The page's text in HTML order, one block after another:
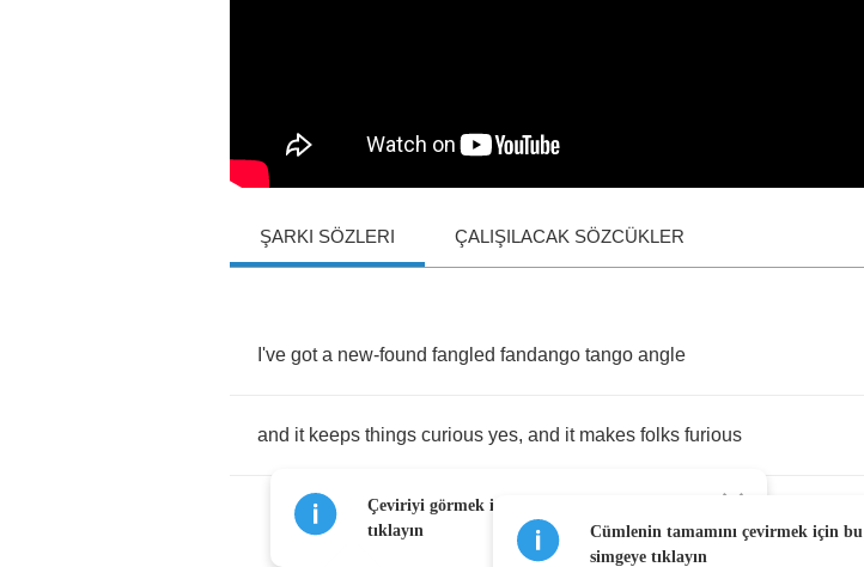
ŞARKI SÖZLERI ÇALIŞILACAK SÖZCÜKLER
I've got a new-found fangled fandango tango angle
and it keeps things curious yes, and it makes folks furious
Çeviriyi görmek için herhangi bir kelimeye
tıklayın
Cümlenin tamamını çevirmek için bu
simgeye tıklayın